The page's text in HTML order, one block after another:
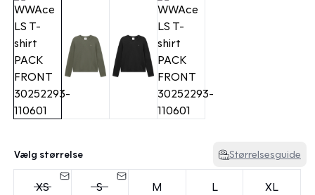
Vælg størrelse Størrelsesguide
XS S M L XL